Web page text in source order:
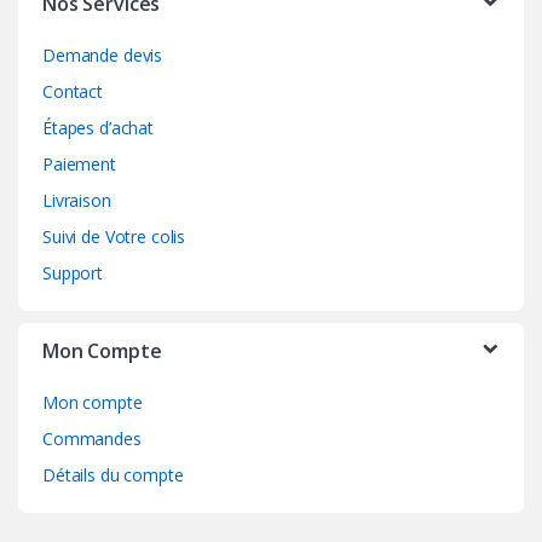
Demande devis
Contact
Étapes d’achat
Paiement
Livraison
Suivi de Votre colis
Support
Mon Compte
Mon compte
Commandes
Détails du compte